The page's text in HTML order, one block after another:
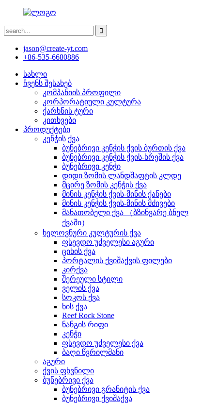
jason@create-yt.com
+86-535-6680886
სახლი
ჩვენს შესახებ
კომპანიის პროფილი
კორპორატიული კულტურა
ქარხნის ტური
კითხვები
პროდუქტები
კენჭის ქვა
ბუნებრივი კენჭის ქვის ბურთის ქვა
ბუნებრივი კენჭის ქვის-ხრეშის ქვა
ბუნებრივი კენჭი
დიდი ზომის ლანდშაფტის კლდე
მცირე ზომის კენჭის ქვა
მინის კენჭის ქვის-მინის ქანები
მინის კენჭის ქვის-მინის მძივები
მანათობელი ქვა （ბზინვარე ბნელ
ქვაში）
ხელოვნური კულტურის ქვა
ფსევდო უძველესი აგური
ციხის ქვა
პორტალის ქვიშაქვის ფილები
კირქვა
შერეული სტილი
ველის ქვა
სოკოს ქვა
ხის ქვა
Reef Rock Stone
ნანგის რიფი
კენჭი
ფსევდო უძველესი ქვა
ბაღი წვრილმანი
აგური
ქვის ფხვნილი
ბუნებრივი ქვა
ბუნებრივი გრანიტის ქვა
ბუნებრივი ქვიშაქვა